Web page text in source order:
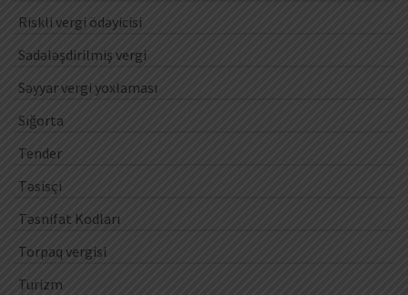
Riskli vergi ödəyicisi
Sadələşdirilmiş vergi
Səyyar vergi yoxlaması
Sığorta
Tender
Təsisçi
Təsnifat Kodları
Torpaq vergisi
Turizm